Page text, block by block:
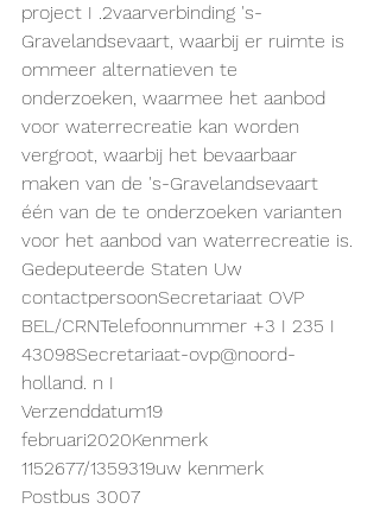
project I .2vaarverbinding 's-
Gravelandsevaart, waarbij er ruimte is
ommeer alternatieven te
onderzoeken, waarmee het aanbod
voor waterrecreatie kan worden
vergroot, waarbij het bevaarbaar
maken van de 's-Gravelandsevaart
één van de te onderzoeken varianten
voor het aanbod van waterrecreatie is.
Gedeputeerde Staten Uw
contactpersoonSecretariaat OVP
BEL/CRNTelefoonnummer +3 I 235 I
43098Secretariaat-ovp@noord-
holland. n I
Verzenddatum19
februari2020Kenmerk
1152677/1359319uw kenmerk
Postbus 3007